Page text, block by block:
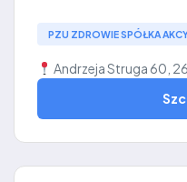
PZU ZDROWIE SPÓŁKA
Andrzeja Struga 60,